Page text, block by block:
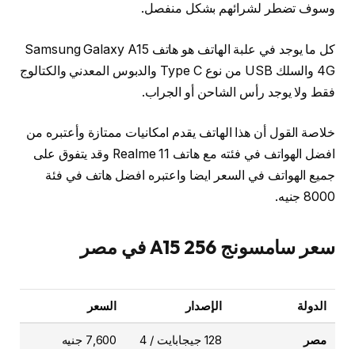
وسوف تضطر لشرائهم بشكل منفصل.
كل ما يوجد في علبة الهاتف هو هاتف Samsung Galaxy A15
4G والسلك USB من نوع Type C والدبوس المعدني والكتالوج
فقط ولا يوجد رأس الشاحن أو الجراب.
خلاصة القول أن هذا الهاتف يقدم امكانيات ممتازة وأعتبره من
افضل الهواتف في فئته مع هاتف Realme 11 وقد يتفوق على
جميع الهواتف في السعر ايضا واعتبره افضل هاتف في فئة
8000 جنيه.
سعر سامسونج A15 256 في مصر
الدولة الإصدار السعر
مصر
128 جيجابايت / 4
7,600 جنيه